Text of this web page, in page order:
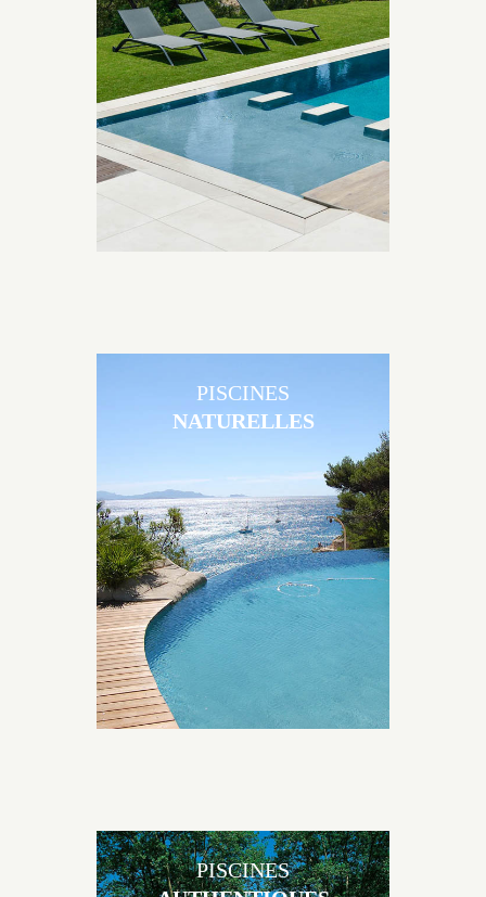
Les piscines en béton contemporaines Jacques
Brens sont uniques grâce au large choix de
matériaux et de revêtements et les nombreuses
options disponibles, miroir, couloir de nage, plage
immergée, débordement.
Les piscines en béton naturelles Jacques Brens sont
originales, elles s’intègrent parfaitement à leur
environnement grâce à un jeu de volume et de
matière sur-mesure conçu par notre bureau d’étude
spécialisé.
PISCINES
NATURELLES
PISCINES